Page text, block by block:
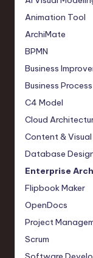
Animation Tool
ArchiMate
BPMN
Business
Business
C4 Model
Cloud
Content & Visual
Database
Enterprise
Flipbook Maker
OpenDocs
Project
Scrum